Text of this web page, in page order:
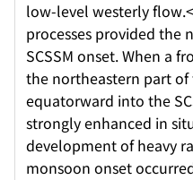
low-level westerly
processes provided the
SCSSM onset. When a
the northeastern part
equatorward into the
strongly enhanced in
development of heavy
monsoon onset